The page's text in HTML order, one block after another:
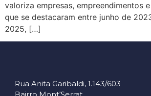
valoriza empresas, empreendimentos
que se destacaram entre junho de
2025, […]
Rua Anita Garibaldi, 1.143/603